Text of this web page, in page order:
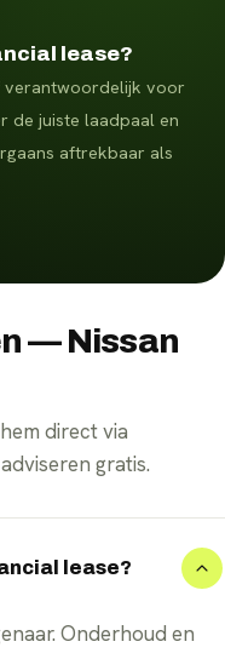
lease?
verantwoordelijk voor
de juiste laadpaal en
aftrekbaar als
— Nissan
direct via
gratis.
lease?
Onderhoud en